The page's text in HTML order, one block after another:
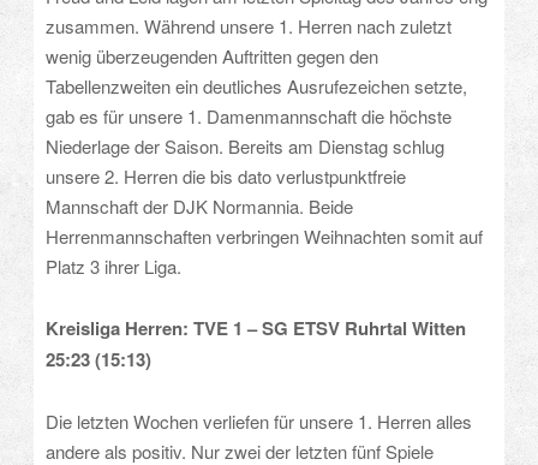
zusammen. Während unsere 1. Herren nach zuletzt
wenig überzeugenden Auftritten gegen den
Tabellenzweiten ein deutliches Ausrufezeichen setzte,
gab es für unsere 1. Damenmannschaft die höchste
Niederlage der Saison. Bereits am Dienstag schlug
unsere 2. Herren die bis dato verlustpunktfreie
Mannschaft der DJK Normannia. Beide
Herrenmannschaften verbringen Weihnachten somit auf
Platz 3 ihrer Liga.
Kreisliga Herren: TVE 1 – SG ETSV Ruhrtal Witten
25:23 (15:13)
Die letzten Wochen verliefen für unsere 1. Herren alles
andere als positiv. Nur zwei der letzten fünf Spiele